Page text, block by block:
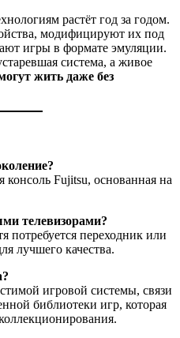
растёт год за годом.
модифицируют их под
игры в формате эмуляции.
система, а живое
жить даже без
консоль Fujitsu, основанная на
телевизорами?
потребуется переходник или
лучшего качества.
игровой системы, связи
библиотеки игр, которая